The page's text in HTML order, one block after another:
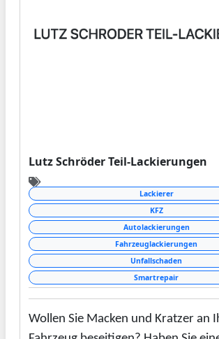
Lutz Schröder Teil-Lackierungen
Lackierer
KFZ
Autolackierungen
Fahrzeuglackierungen
Unfallschaden
Smartrepair
Wollen Sie Macken und Kratzer an